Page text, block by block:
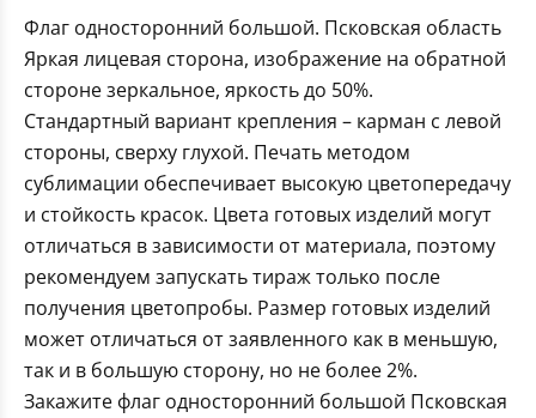
Флаг односторонний большой. Псковская область
Яркая лицевая сторона, изображение на обратной
стороне зеркальное, яркость до 50%.
Стандартный вариант крепления – карман с левой
стороны, сверху глухой. Печать методом
сублимации обеспечивает высокую цветопередачу
и стойкость красок. Цвета готовых изделий могут
отличаться в зависимости от материала, поэтому
рекомендуем запускать тираж только после
получения цветопробы. Размер готовых изделий
может отличаться от заявленного как в меньшую,
так и в большую сторону, но не более 2%.
Закажите флаг односторонний большой Псковская